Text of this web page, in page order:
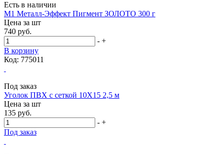
Есть в наличии
М1 Металл-Эффект Пигмент ЗОЛОТО 300 г
Цена за шт
740 руб.
- +
В корзину
Код: 775011
Под заказ
Уголок ПВХ с сеткой 10X15 2,5 м
Цена за шт
135 руб.
- +
Под заказ